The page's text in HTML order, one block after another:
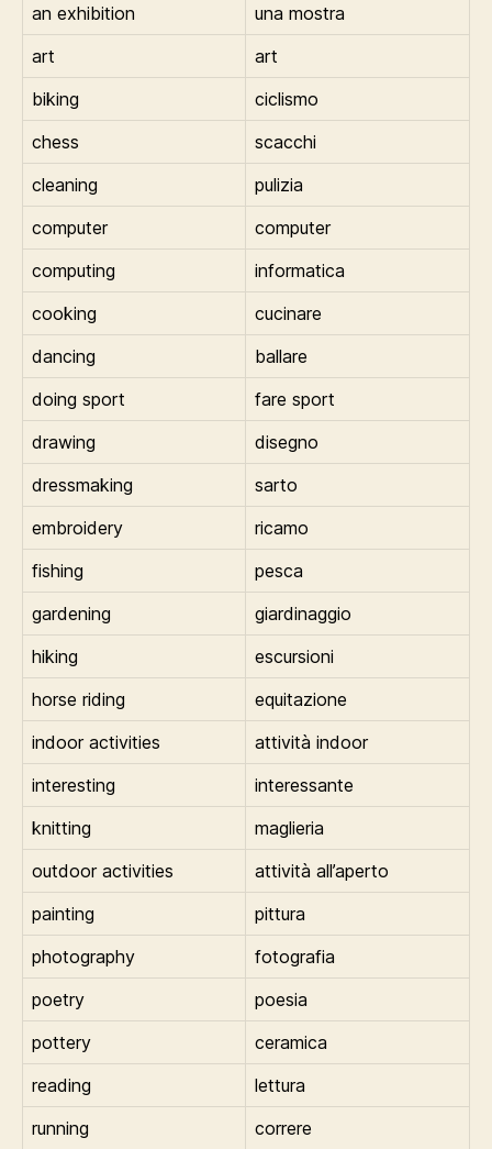
an exhibition
una mostra
art
art
biking
ciclismo
chess
scacchi
cleaning
pulizia
computer
computer
computing
informatica
cooking
cucinare
dancing
ballare
doing sport
fare sport
drawing
disegno
dressmaking
sarto
embroidery
ricamo
fishing
pesca
gardening
giardinaggio
hiking
escursioni
horse riding
equitazione
indoor activities
attività indoor
interesting
interessante
knitting
maglieria
outdoor activities
attività all’aperto
painting
pittura
photography
fotografia
poetry
poesia
pottery
ceramica
reading
lettura
running
correre